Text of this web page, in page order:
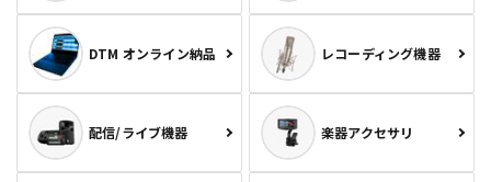
DTM オンライン納品 レコーディング機器
配信/ライブ機器 楽器アクセサリ